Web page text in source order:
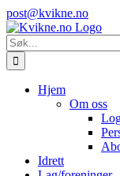
Skip
to
content
Instagram
E-
post
post@kvikne.no
Søk
etter:
Hjem
Om oss
Idrett